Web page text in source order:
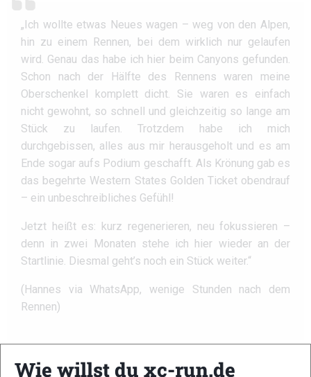
„Ich wollte etwas Neues wagen – weg von den Alpen,
hin zu einem Rennen, bei dem wirklich nur gelaufen
wird. Genau das habe ich hier beim Canyons gefunden.
Schon nach der Hälfte des Rennens waren meine
Oberschenkel komplett dicht. Sie waren es einfach
nicht gewohnt, so schnell und gleichzeitig so lange am
Stück zu laufen. Trotzdem habe ich mich
durchgebissen, alles aus mir herausgeholt und es am
Ende sogar aufs Podium geschafft. Als Krönung gab es
das begehrte Western States Golden Ticket obendrauf
– ein unbeschreibliches Gefühl!
Jetzt heißt es: kurz regenerieren, neu fokussieren –
denn in zwei Monaten stehe ich hier wieder an der
Startlinie. Diesmal geht’s noch ein Stück weiter.“
(Hannes via WhatsApp, wenige Stunden nach dem
Rennen)
Golden Ticket sichert Start beim
Wie willst du xc-run.de